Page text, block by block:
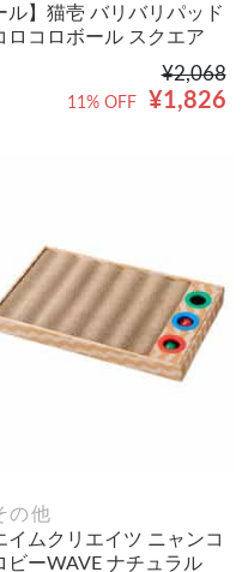
ル】猫壱 バリバリパッド
ロコロボール スクエア
¥2,068
¥1,826
11% OFF
の他
イムクリエイツ ニャンコ
ビーWAVE ナチュラル